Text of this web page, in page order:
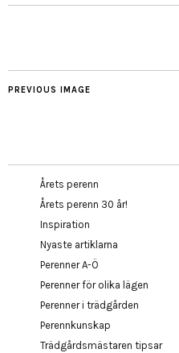
PREVIOUS IMAGE
Årets perenn
Årets perenn 30 år!
Inspiration
Nyaste artiklarna
Perenner A-Ö
Perenner för olika lägen
Perenner i trädgården
Perennkunskap
Trädgårdsmästaren tipsar